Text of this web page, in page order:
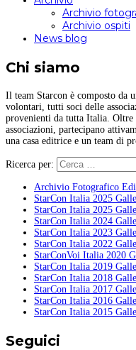
Archivio
Archivio ospiti
News blog
Chi siamo
Il team Starcon è composto da
volontari, tutti soci delle
provenienti da tutta Italia.
associazioni, partecipano
una casa editrice e un team di
Ricerca per:
Archivio Fotografico
StarCon Italia 2025
StarCon Italia 2025
StarCon Italia 2024
StarCon Italia 2023
StarCon Italia 2022
StarConVoi Italia 2020
StarCon Italia 2019
StarCon Italia 2018
StarCon Italia 2017
StarCon Italia 2016
StarCon Italia 2015
Seguici